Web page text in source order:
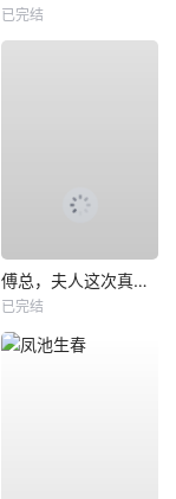
已完结
傅总，夫人这次真的死了
已完结